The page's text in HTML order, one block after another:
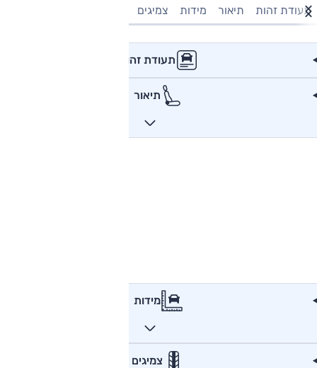
תעודת זהות תיאור מידות צמיגים
תעודת זהות
תיאור
מידות
צמיגים